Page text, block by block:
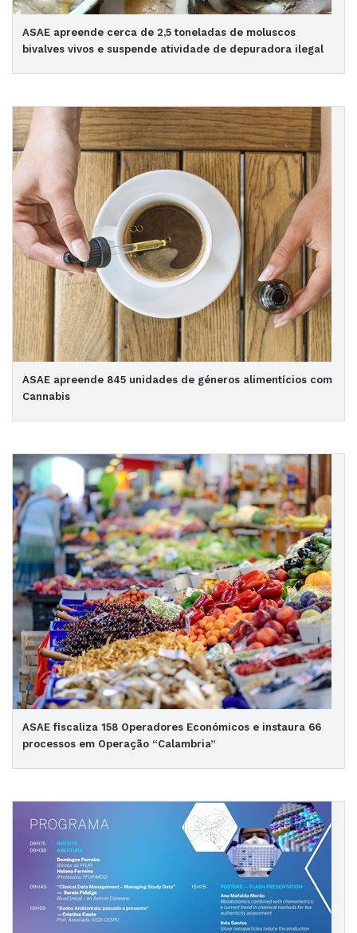
ASAE apreende cerca de 2,5 toneladas de moluscos
bivalves vivos e suspende atividade de depuradora ilegal
ASAE apreende 845 unidades de géneros alimentícios com
Cannabis
ASAE fiscaliza 158 Operadores Económicos e instaura 66
processos em Operação “Calambria”